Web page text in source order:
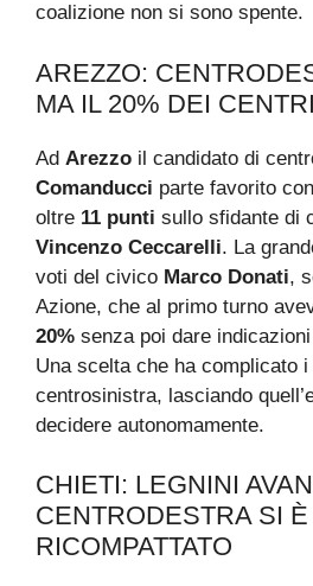
coalizione non si sono spente.
AREZZO:
MA IL 20% DEI
Ad Arezzo il candidato di
Comanducci parte favorito
oltre 11 punti sullo sfidante di
Vincenzo Ceccarelli. La
voti del civico Marco Donati,
Azione, che al primo turno
20% senza poi dare
Una scelta che ha complicato i
centrosinistra, lasciando
decidere autonomamente.
CHIETI: LEGNINI
CENTRODESTRA SI È
RICOMPATTATO